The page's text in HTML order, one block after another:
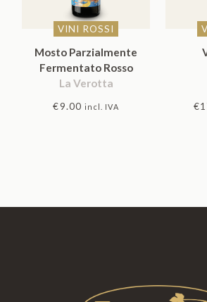
VINI ROSSI
Mosto Parzialmente
Fermentato Rosso
La Verotta
€9.00 incl. IVA €